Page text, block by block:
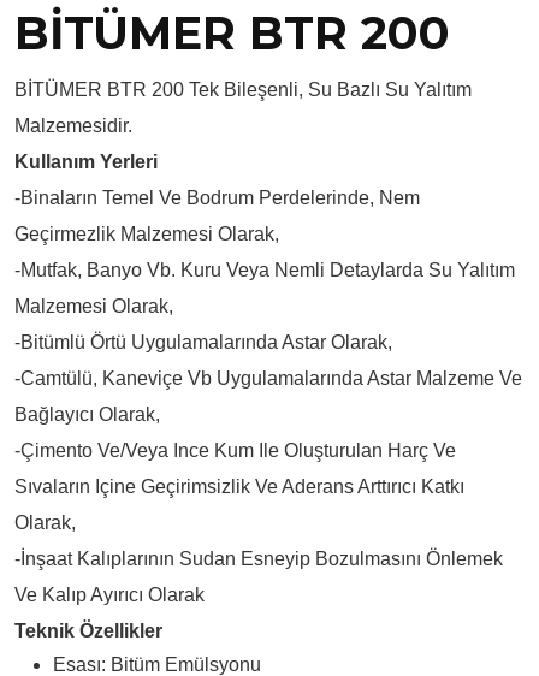
BİTÜMER BTR 200
BİTÜMER BTR 200 Tek Bileşenli, Su Bazlı Su Yalıtım
Malzemesidir.
Kullanım Yerleri
-Binaların Temel Ve Bodrum Perdelerinde, Nem
Geçirmezlik Malzemesi Olarak,
-Mutfak, Banyo Vb. Kuru Veya Nemli Detaylarda Su Yalıtım
Malzemesi Olarak,
-Bitümlü Örtü Uygulamalarında Astar Olarak,
-Camtülü, Kaneviçe Vb Uygulamalarında Astar Malzeme Ve
Bağlayıcı Olarak,
-Çimento Ve/veya Ince Kum Ile Oluşturulan Harç Ve
Sıvaların Içine Geçirimsizlik Ve Aderans Arttırıcı Katkı
Olarak,
-İnşaat Kalıplarının Sudan Esneyip Bozulmasını Önlemek
Ve Kalıp Ayırıcı Olarak
Teknik Özellikler
Esası: Bitüm Emülsyonu